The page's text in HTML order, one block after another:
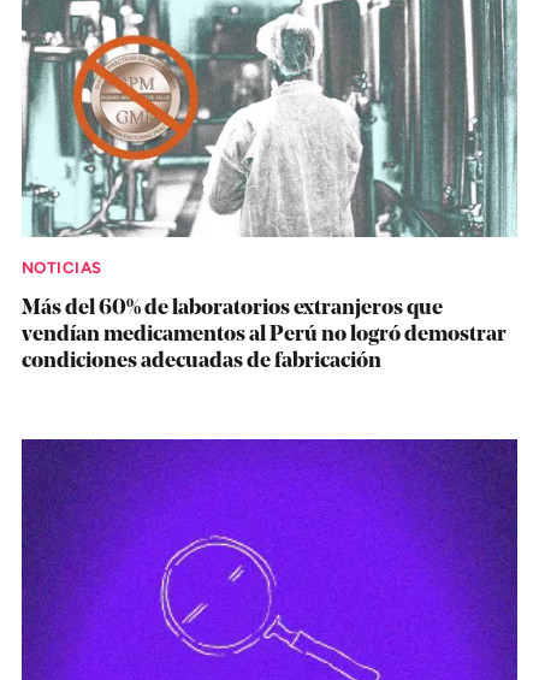
NOTICIAS
Más del 60% de laboratorios extranjeros que
vendían medicamentos al Perú no logró demostrar
condiciones adecuadas de fabricación